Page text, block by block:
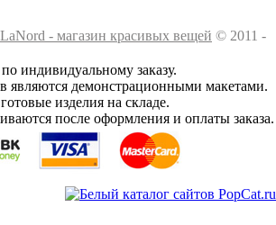
LaNord - магазин красивых вещей © 2011 -
индивидуальному заказу.
являются демонстрационными макетами.
изделия на складе.
после оформления и оплаты заказа.